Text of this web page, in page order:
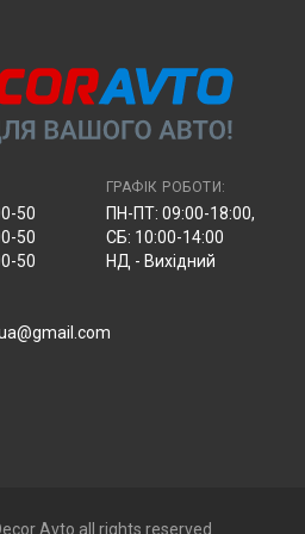
50
50
50
ГРАФІК РОБОТИ:
ПН-ПТ: 09:00-18:00,
СБ: 10:00-14:00
НД - Вихідний
Avto all rights reserved